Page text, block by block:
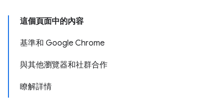
這個頁面中的內容
基準和 Google Chrome
與其他瀏覽器和社群合作
瞭解詳情